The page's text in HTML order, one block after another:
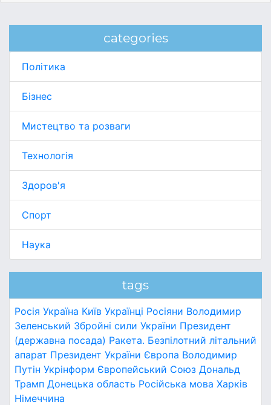
categories
Політика
Бізнес
Мистецтво та розваги
Технологія
Здоров'я
Спорт
Наука
tags
Росія Україна Київ Українці Росіяни Володимир
Зеленський Збройні сили України Президент
(державна посада) Ракета. Безпілотний літальний
апарат Президент України Європа Володимир
Путін Укрінформ Європейський Союз Дональд
Трамп Донецька область Російська мова Харків
Німеччина